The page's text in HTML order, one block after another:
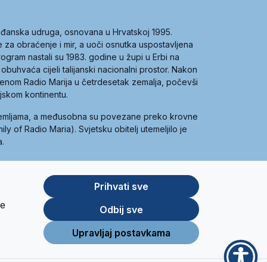
udruga, osnovana u Hrvatskoj 1995.
obraćenje i mir, a uoči osnutka uspostavljena
nastali su 1983. godine u župi u Erbi na
cijeli talijanski nacionalni prostor. Nakon
Radio Marija u četrdesetak zemalja, počevši
kontinentu.
a međusobna su povezane preko krovne
of Radio Maria). Svjetsku obitelj utemeljilo je
Store
Prihvati sve
Odbij sve
Upravljaj postavkama